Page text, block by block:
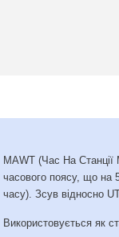
MAWT (Час На
часового поясу, що на
часу). Зсув відносно
Використовується як